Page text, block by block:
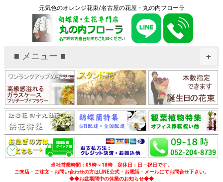
元気色のオレンジ花束/名古屋の花屋・丸の内フローラ
+
■ メニュー ■
当社営業時間：09時～18時 定休日：日・祝日です。
ご来店・ご注文・お問い合わせの方はLINE公式・お電話・メールにてお問合せ下さい。
◆◆お盆期間中の休業のお知らせ◆◆